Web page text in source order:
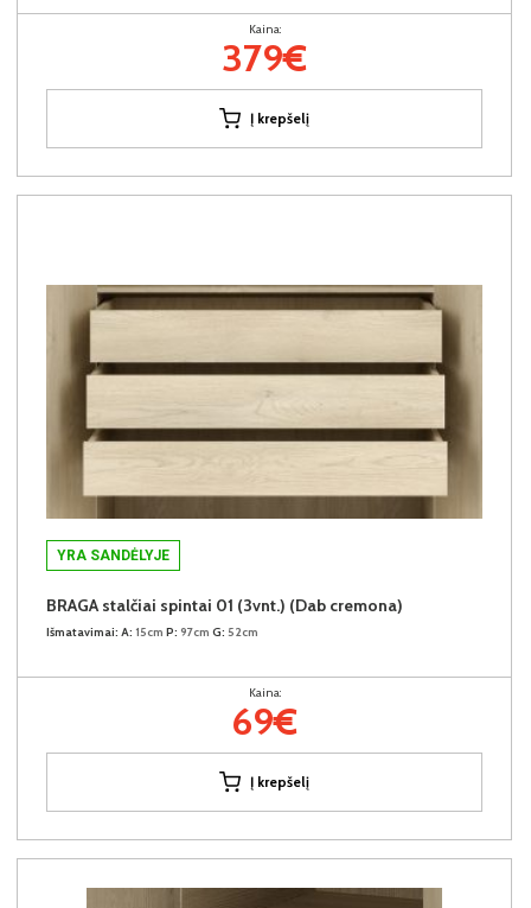
Kaina:
379€
Į krepšelį
YRA SANDĖLYJE
BRAGA stalčiai spintai 01 (3vnt.) (Dab cremona)
Išmatavimai: A: 15cm P: 97cm G: 52cm
Kaina:
69€
Į krepšelį